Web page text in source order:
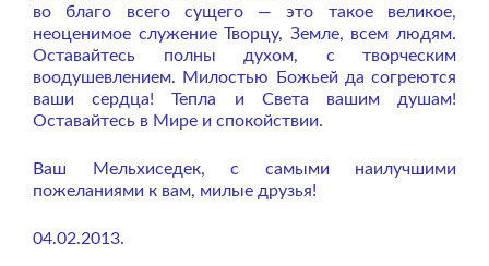
во благо всего сущего — это такое великое,
неоценимое служение Творцу, Земле, всем людям.
Оставайтесь полны духом, с творческим
воодушевлением. Милостью Божьей да согреются
ваши сердца! Тепла и Света вашим душам!
Оставайтесь в Мире и спокойствии.
Ваш Мельхиседек, с самыми наилучшими
пожеланиями к вам, милые друзья!
04.02.2013.